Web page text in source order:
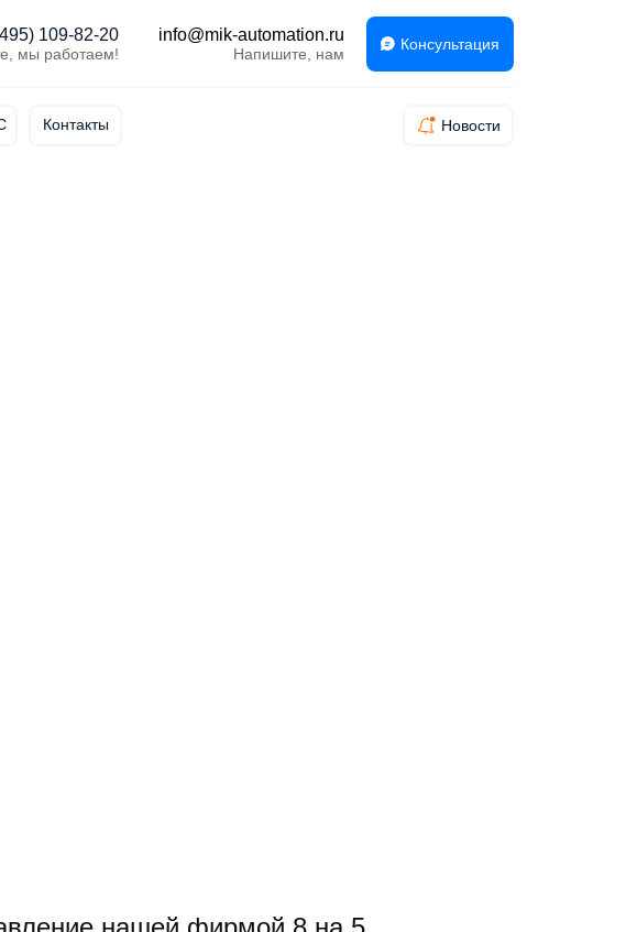
Консультация
109-82-20
мы работаем!
info@mik-automation.ru
Напишите, нам
Контакты Новости